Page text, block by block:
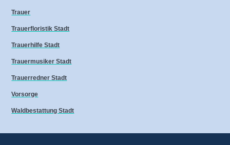
Trauer
Trauerfloristik Stadt
Trauerhilfe Stadt
Trauermusiker Stadt
Trauerredner Stadt
Vorsorge
Waldbestattung Stadt